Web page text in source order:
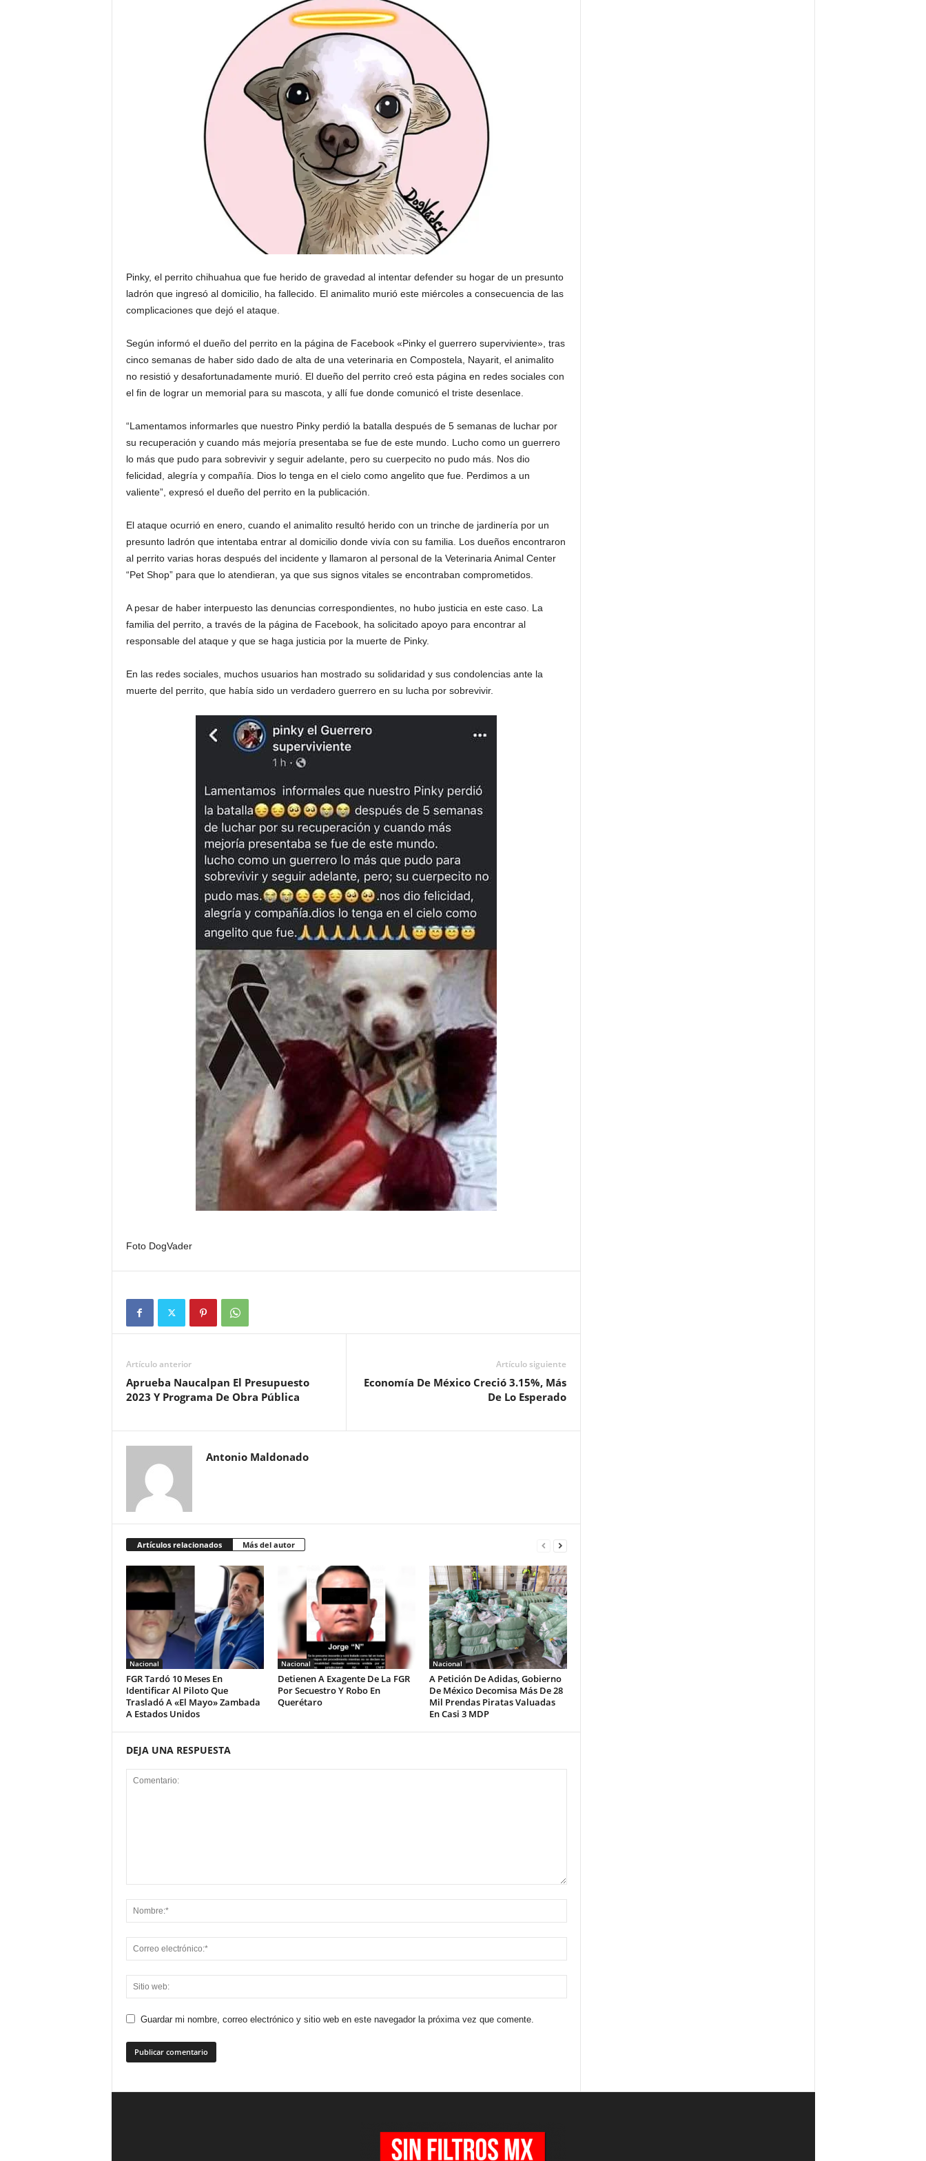
Pinky, el perrito chihuahua que fue herido de gravedad al intentar defender su hogar de un presunto
ladrón que ingresó al domicilio, ha fallecido. El animalito murió este miércoles a consecuencia de las
complicaciones que dejó el ataque.
Según informó el dueño del perrito en la página de Facebook «Pinky el guerrero superviviente», tras
cinco semanas de haber sido dado de alta de una veterinaria en Compostela, Nayarit, el animalito
no resistió y desafortunadamente murió. El dueño del perrito creó esta página en redes sociales con
el fin de lograr un memorial para su mascota, y allí fue donde comunicó el triste desenlace.
“Lamentamos informarles que nuestro Pinky perdió la batalla después de 5 semanas de luchar por
su recuperación y cuando más mejoría presentaba se fue de este mundo. Lucho como un guerrero
lo más que pudo para sobrevivir y seguir adelante, pero su cuerpecito no pudo más. Nos dio
felicidad, alegría y compañía. Dios lo tenga en el cielo como angelito que fue. Perdimos a un
valiente”, expresó el dueño del perrito en la publicación.
El ataque ocurrió en enero, cuando el animalito resultó herido con un trinche de jardinería por un
presunto ladrón que intentaba entrar al domicilio donde vivía con su familia. Los dueños encontraron
al perrito varias horas después del incidente y llamaron al personal de la Veterinaria Animal Center
“Pet Shop” para que lo atendieran, ya que sus signos vitales se encontraban comprometidos.
A pesar de haber interpuesto las denuncias correspondientes, no hubo justicia en este caso. La
familia del perrito, a través de la página de Facebook, ha solicitado apoyo para encontrar al
responsable del ataque y que se haga justicia por la muerte de Pinky.
En las redes sociales, muchos usuarios han mostrado su solidaridad y sus condolencias ante la
muerte del perrito, que había sido un verdadero guerrero en su lucha por sobrevivir.
Foto DogVader
Artículo anterior
Aprueba Naucalpan El Presupuesto
2023 Y Programa De Obra Pública
Artículo siguiente
Economía De México Creció 3.15%, Más
De Lo Esperado
Antonio Maldonado
Artículos relacionados Más del autor
Nacional
FGR Tardó 10 Meses En
Identificar Al Piloto Que
Trasladó A «El Mayo» Zambada
A Estados Unidos
Nacional
Detienen A Exagente De La FGR
Por Secuestro Y Robo En
Querétaro
Nacional
A Petición De Adidas, Gobierno
De México Decomisa Más De 28
Mil Prendas Piratas Valuadas
En Casi 3 MDP
DEJA UNA RESPUESTA
Guardar mi nombre, correo electrónico y sitio web en este navegador la próxima vez que comente.